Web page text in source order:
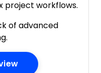
project workflows.
of advanced
Opens New